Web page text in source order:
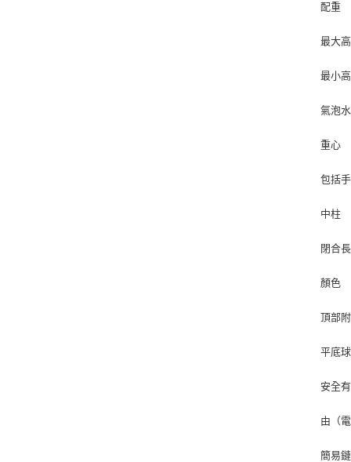
配重
最大
最小
氣泡
重心
包括
中柱
閉合
顏色
頂部
平底
安全
由（
簡易